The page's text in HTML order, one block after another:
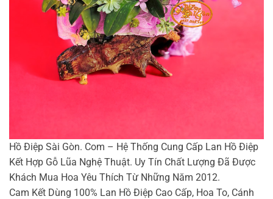
Hồ Điệp Sài Gòn. Com – Hệ Thống Cung Cấp Lan Hồ Điệp
Kết Hợp Gỗ Lũa Nghệ Thuật. Uy Tín Chất Lượng Đã Được
Khách Mua Hoa Yêu Thích Từ Những Năm 2012.
Cam Kết Dùng 100% Lan Hồ Điệp Cao Cấp, Hoa To, Cánh